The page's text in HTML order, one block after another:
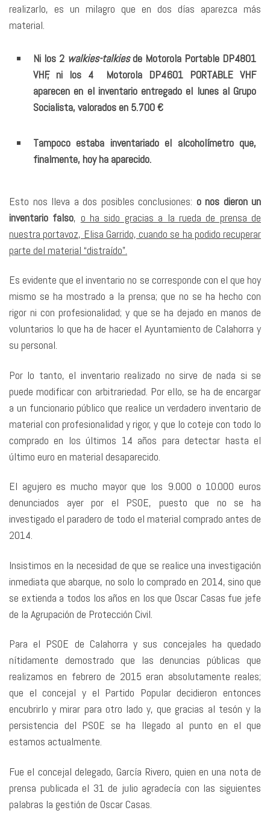
realizarlo, es un milagro que en dos días aparezca más
material.
Ni los 2 walkies-talkiesde Motorola Portable DP4801
VHF, ni los 4 Motorola DP4601 PORTABLE VHF
aparecen en el inventario entregado el lunes al Grupo
Socialista, valorados en 5.700 €
Tampoco estaba inventariado el alcoholímetro que,
finalmente, hoy ha aparecido.
Esto nos lleva a dos posibles conclusiones: o nos dieron un
inventario falso, o ha sido gracias a la rueda de prensa de
nuestra portavoz, Elisa Garrido, cuando se ha podido recuperar
parte del material “distraído”.
Es evidente que el inventario no se corresponde con el que hoy
mismo se ha mostrado a la prensa; que no se ha hecho con
rigor ni con profesionalidad; y que se ha dejado en manos de
voluntarios lo que ha de hacer el Ayuntamiento de Calahorra y
su personal.
Por lo tanto, el inventario realizado no sirve de nada si se
puede modificar con arbitrariedad. Por ello, se ha de encargar
a un funcionario público que realice un verdadero inventario de
material con profesionalidad y rigor, y que lo coteje con todo lo
comprado en los últimos 14 años para detectar hasta el
último euro en material desaparecido.
El agujero es mucho mayor que los 9.000 o 10.000 euros
denunciados ayer por el PSOE, puesto que no se ha
investigado el paradero de todo el material comprado antes de
2014.
Insistimos en la necesidad de que se realice una investigación
inmediata que abarque, no solo lo comprado en 2014, sino que
se extienda a todos los años en los que Oscar Casas fue jefe
de la Agrupación de Protección Civil.
Para el PSOE de Calahorra y sus concejales ha quedado
nítidamente demostrado que las denuncias públicas que
realizamos en febrero de 2015 eran absolutamente reales;
que el concejal y el Partido Popular decidieron entonces
encubrirlo y mirar para otro lado y, que gracias al tesón y la
persistencia del PSOE se ha llegado al punto en el que
estamos actualmente.
Fue el concejal delegado, García Rivero, quien en una nota de
prensa publicada el 31 de julio agradecía con las siguientes
palabras la gestión de Oscar Casas.